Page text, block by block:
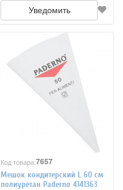
Уведомить
Код товара:7657
Мешок кондитерский L 60 см
полиуретан Paderno 4141363